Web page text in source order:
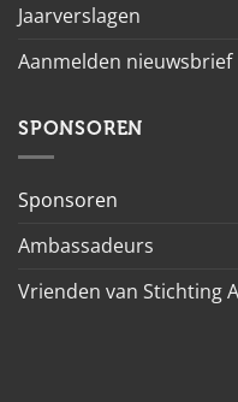
Jaarverslagen
Aanmelden nieuwsbrief
SPONSOREN
Sponsoren
Ambassadeurs
Vrienden van Stichting